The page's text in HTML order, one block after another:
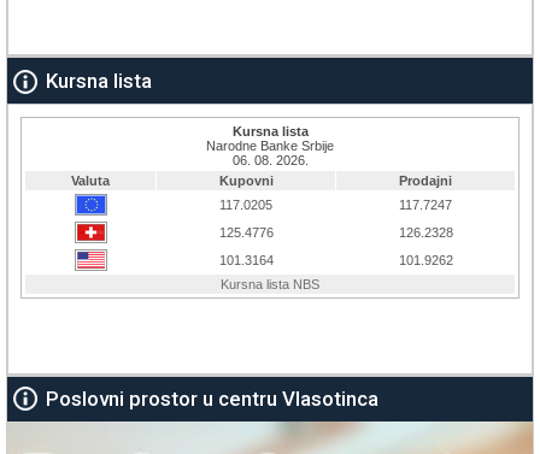
Kursna lista
Poslovni prostor u centru Vlasotinca